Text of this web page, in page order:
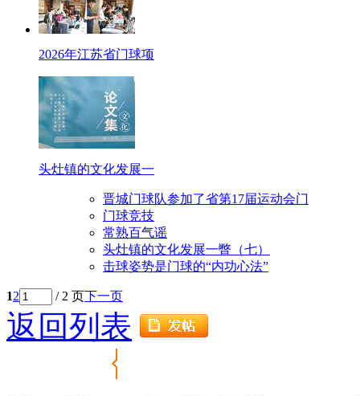
2026年江苏省门球项
头灶镇的文化发展一
晋城门球队参加了省第17届运动会门
门球竞技
常熟百气谣
头灶镇的文化发展一瞥（七）
击球姿势是门球的“内功心法”
12 / 2 页下一页
返回列表